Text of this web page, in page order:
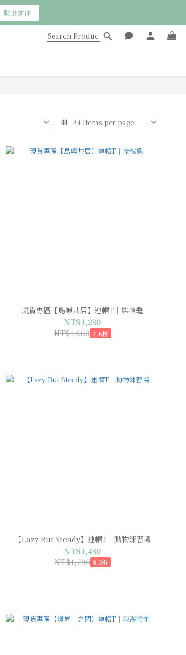
點此前往
24 Items per page
現貨專區【島嶼共居】連帽T｜柴棺龜
NT$1,280
NT$1,680 7.6折
【Lazy But Steady】連帽T｜動物練習場
NT$1,480
NT$1,780 8.3折